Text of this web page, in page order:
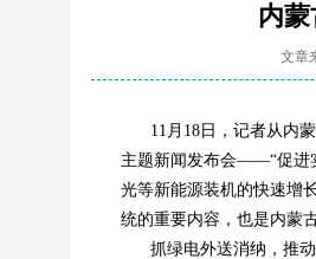
内
文章
11月18日，记者从内
主题新闻发布会——“促进
光等新能源装机的快速增
统的重要内容，也是内蒙
抓绿电外送消纳，推